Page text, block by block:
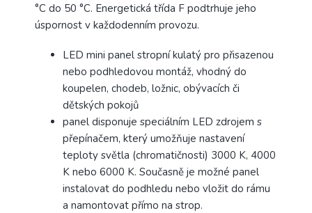
°C do 50 °C. Energetická třída F podtrhuje jeho
úspornost v každodenním provozu.
LED mini panel stropní kulatý pro přisazenou
nebo podhledovou montáž, vhodný do
koupelen, chodeb, ložnic, obývacích či
dětských pokojů
panel disponuje speciálním LED zdrojem s
přepínačem, který umožňuje nastavení
teploty světla (chromatičnosti) 3000 K, 4000
K nebo 6000 K. Současně je možné panel
instalovat do podhledu nebo vložit do rámu
a namontovat přímo na strop.